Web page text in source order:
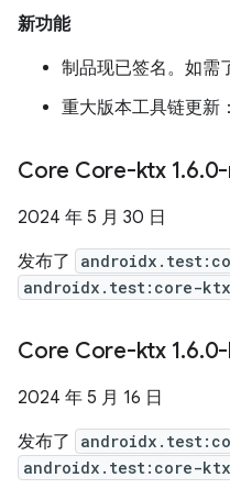
新功能
制品现已签名。如需
重大版本工具链更新
Core Core-ktx 1.6.
2024 年 5 月 30 日
发布了
androidx.test:core-
Core Core-ktx 1.6.
2024 年 5 月 16 日
发布了
androidx.test:core-